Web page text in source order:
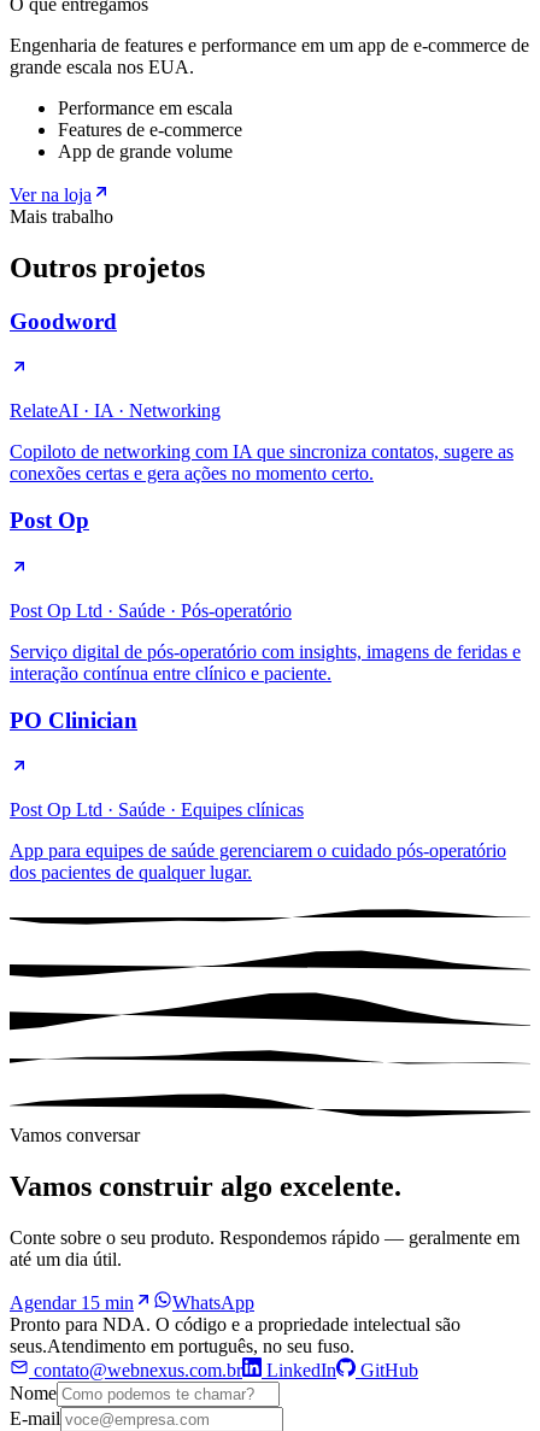
Engenharia de features e performance em um app de e-commerce de
grande escala nos EUA.
Performance em escala
Features de e-commerce
App de grande volume
Ver na loja
Mais trabalho
Outros projetos
Goodword
RelateAI · IA · Networking
Copiloto de networking com IA que sincroniza contatos, sugere as
conexões certas e gera ações no momento certo.
Post Op
Post Op Ltd · Saúde · Pós-operatório
Serviço digital de pós-operatório com insights, imagens de feridas e
interação contínua entre clínico e paciente.
PO Clinician
Post Op Ltd · Saúde · Equipes clínicas
App para equipes de saúde gerenciarem o cuidado pós-operatório
dos pacientes de qualquer lugar.
Vamos conversar
Vamos construir algo excelente.
Conte sobre o seu produto. Respondemos rápido — geralmente em
até um dia útil.
Agendar 15 min
WhatsApp
Pronto para NDA. O código e a propriedade intelectual são
seus.Atendimento em português, no seu fuso.
contato@webnexus.com.br
LinkedIn
GitHub
Nome
E-mail